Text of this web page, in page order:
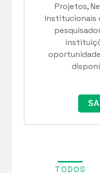
Projetos,
Institucionais
TODOS